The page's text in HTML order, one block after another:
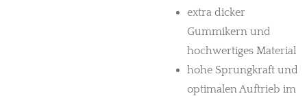
extra dicker
Gummikern und
hochwertiges Material
hohe Sprungkraft und
optimalen Auftrieb im